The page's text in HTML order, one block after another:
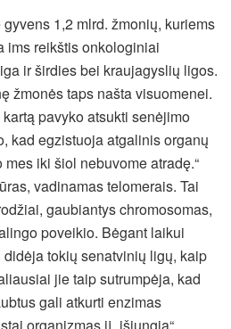
1,2 mlrd. žmonių, kuriems
ims reikštis onkologiniai
ir širdies bei kraujagyslių ligos.
žmonės taps našta visuomenei.
pavyko atsukti senėjimo
kad egzistuoja atgalinis organų
iki šiol nebuvome atradę.“
vadinamas telomerais. Tai
gaubiantys chromosomas,
poveikio. Bėgant laikui
tokių senatvinių ligų, kaip
jie taip sutrumpėja, kad
gali atkurti enzimas